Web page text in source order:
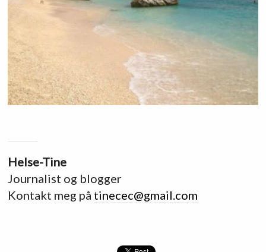
Helse-Tine
Journalist og blogger
Kontakt meg på tinecec@gmail.com